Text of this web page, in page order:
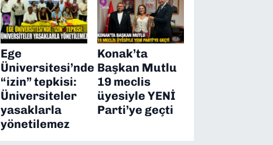
Ege
Üniversitesi’nde
“izin” tepkisi:
Üniversiteler
yasaklarla
yönetilemez
Konak’ta
Başkan Mutlu
19 meclis
üyesiyle YENİ
Parti’ye geçti